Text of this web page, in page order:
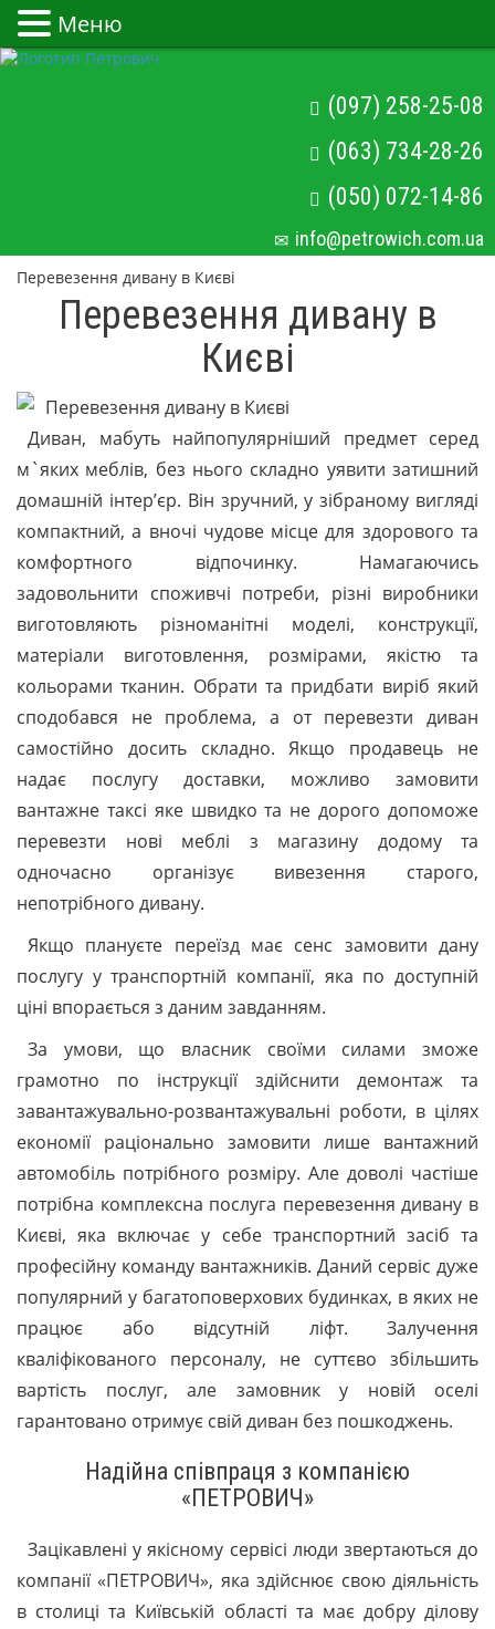
(097) 258-25-08
(063) 734-28-26
(050) 072-14-86
info@petrowich.com.ua
Перевезення дивану в Києві
Перевезення дивану в
Києві
Диван, мабуть найпопулярніший предмет серед
м`яких меблів, без нього складно уявити затишний
домашній інтер’єр. Він зручний, у зібраному вигляді
компактний, а вночі чудове місце для здорового та
комфортного відпочинку. Намагаючись
задовольнити споживчі потреби, різні виробники
виготовляють різноманітні моделі, конструкції,
матеріали виготовлення, розмірами, якістю та
кольорами тканин. Обрати та придбати виріб який
сподобався не проблема, а от перевезти диван
самостійно досить складно. Якщо продавець не
надає послугу доставки, можливо замовити
вантажне таксі яке швидко та не дорого допоможе
перевезти нові меблі з магазину додому та
одночасно організує вивезення старого,
непотрібного дивану.
Якщо плануєте переїзд має сенс замовити дану
послугу у транспортній компанії, яка по доступній
ціні впорається з даним завданням.
За умови, що власник своїми силами зможе
грамотно по інструкції здійснити демонтаж та
завантажувально-розвантажувальні роботи, в цілях
економії раціонально замовити лише вантажний
автомобіль потрібного розміру. Але доволі частіше
потрібна комплексна послуга перевезення дивану в
Києві, яка включає у себе транспортний засіб та
професійну команду вантажників. Даний сервіс дуже
популярний у багатоповерхових будинках, в яких не
працює або відсутній ліфт. Залучення
кваліфікованого персоналу, не суттєво збільшить
вартість послуг, але замовник у новій оселі
гарантовано отримує свій диван без пошкоджень.
Надійна співпраця з компанією
«ПЕТРОВИЧ»
Зацікавлені у якісному сервісі люди звертаються до
компанії «ПЕТРОВИЧ», яка здійснює свою діяльність
в столиці та Київській області та має добру ділову
Меню